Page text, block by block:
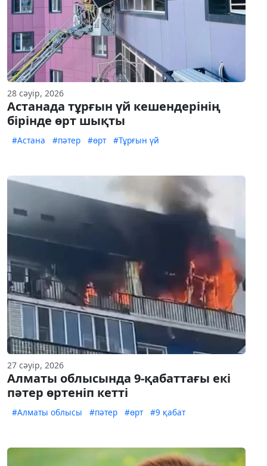
28 сәуір, 2026
Астанада тұрғын үй кешендерінің
бірінде өрт шықты
#Астана #пәтер #өрт #Тұрғын үй
27 сәуір, 2026
Алматы облысында 9-қабаттағы екі
пәтер өртеніп кетті
#Алматы облысы #пәтер #өрт #9 қабат